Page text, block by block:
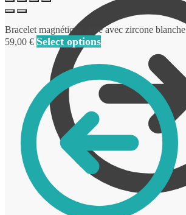
Bracelet magnétique doré avec zircone blanche
59,00 € Select options